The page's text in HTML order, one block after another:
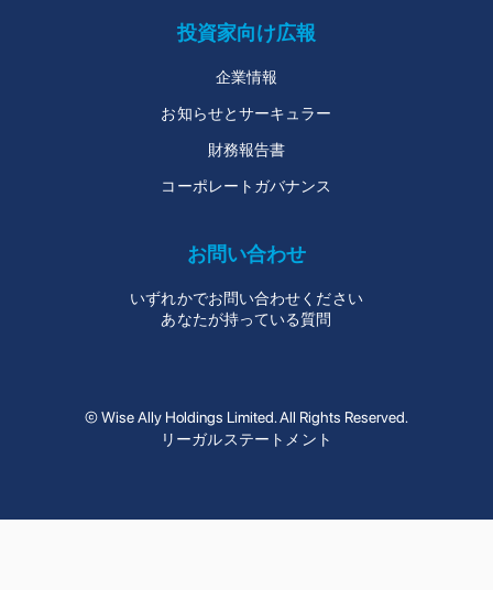
投資家向け広報
企業情報
お知らせとサーキュラー
財務報告書
コーポレートガバナンス
お問い合わせ
いずれかでお問い合わせください
あなたが持っている質問
© Wise Ally Holdings Limited. All Rights Reserved.
リーガルステートメント